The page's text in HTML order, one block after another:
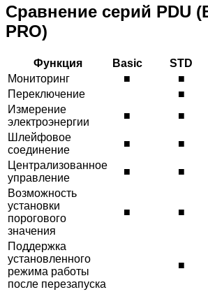
Сравнение серий PDU
PRO)
Функция Basic STD
Мониторинг
■ ■
Переключение
■
Измерение
электроэнергии
■ ■
Шлейфовое
соединение
■ ■
Централизованное
управление
■ ■
Возможность
установки
порогового
значения
■ ■
Поддержка
установленного
режима работы
после перезапуска
■